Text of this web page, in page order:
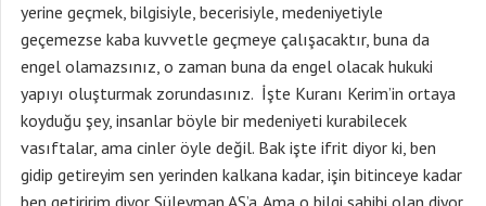
yerine geçmek, bilgisiyle, becerisiyle, medeniyetiyle
geçemezse kaba kuvvetle geçmeye çalışacaktır, buna da
engel olamazsınız, o zaman buna da engel olacak hukuki
yapıyı oluşturmak zorundasınız. İşte Kuranı Kerim’in ortaya
koyduğu şey, insanlar böyle bir medeniyeti kurabilecek
vasıftalar, ama cinler öyle değil. Bak işte ifrit diyor ki, ben
gidip getireyim sen yerinden kalkana kadar, işin bitinceye kadar
ben getiririm diyor Süleyman AS’a. Ama o bilgi sahibi olan diyor